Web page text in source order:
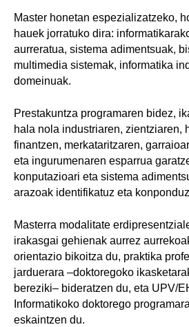
Master honetan espezializatzeko,
hauek jorratuko dira:
aurreratua, sistema adimentsuak,
multimedia sistemak, informatika
domeinuak.
Prestakuntza programaren bidez,
hala nola industriaren, zientziaren,
finantzen, merkataritzaren,
eta ingurumenaren esparrua
konputazioari eta sistema
arazoak identifikatuz eta
Masterra modalitate
irakasgai gehienak aurrez
orientazio bikoitza du, praktika
jarduerara –doktoregoko
bereziki– bideratzen du, eta UPV/
Informatikoko doktorego
eskaintzen du.